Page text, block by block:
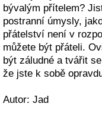
bývalým přítelem?
postranní úmysly,
přátelství není v
můžete být přáteli.
být záludné a tvářit
že jste k sobě
Autor: Jad